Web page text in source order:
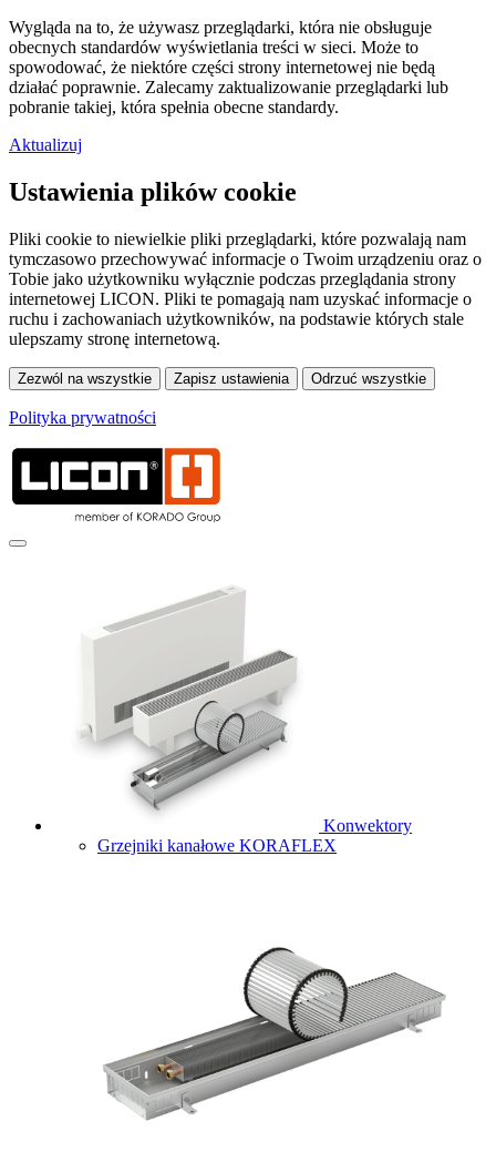
Wygląda na to, że używasz przeglądarki, która nie obsługuje
obecnych standardów wyświetlania treści w sieci. Może to
spowodować, że niektóre części strony internetowej nie będą
działać poprawnie. Zalecamy zaktualizowanie przeglądarki lub
pobranie takiej, która spełnia obecne standardy.
Aktualizuj
Ustawienia plików cookie
Pliki cookie to niewielkie pliki przeglądarki, które pozwalają nam
tymczasowo przechowywać informacje o Twoim urządzeniu oraz o
Tobie jako użytkowniku wyłącznie podczas przeglądania strony
internetowej LICON. Pliki te pomagają nam uzyskać informacje o
ruchu i zachowaniach użytkowników, na podstawie których stale
ulepszamy stronę internetową.
Polityka prywatności
Konwektory
Grzejniki kanałowe KORAFLEX